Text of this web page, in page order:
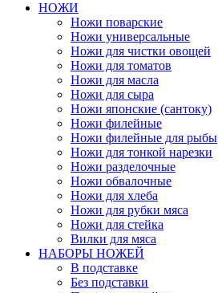
НОЖИ
Ножи поварские
Ножи универсальные
Ножи для чистки овощей
Ножи для томатов
Ножи для масла
Ножи для сыра
Ножи японские (сантоку)
Ножи филейные
Ножи филейные для рыбы
Ножи для тонкой нарезки
Ножи разделочные
Ножи обвалочные
Ножи для хлеба
Ножи для рубки мяса
Ножи для стейка
Вилки для мяса
НАБОРЫ НОЖЕЙ
В подставке
Без подставки